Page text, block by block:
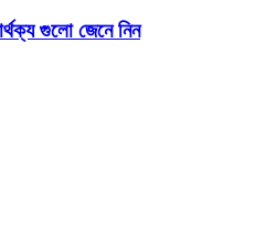
গুলো জেনে নিন